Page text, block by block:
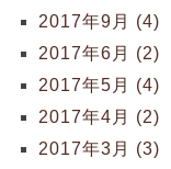
2017年9月 (4)
2017年6月 (2)
2017年5月 (4)
2017年4月 (2)
2017年3月 (3)